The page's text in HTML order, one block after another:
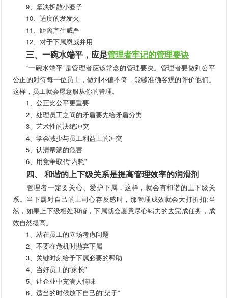
9、坚决拆散小圈子
10、适度的发发火
11、距离产生威严
12、对于下属恩威并用
三、一碗水端平，应是管理者牢记的管理要诀
“一碗水端平”是管理者应该常念的管理要决。管理者要做到公平
公正的对待每一位员工，做到不偏不倚，能够准确客观的评价他们。
这样，员工就会愿意服从你的管理。
1、公正比公平更重要
2、处理员工之间的矛盾要先给矛盾分类
3、艺术性的决绝冲突
4、学会减少与员工利益上的冲突
5、认清帮派的危害
6、用竞争取代“内耗”
四、 和谐的上下级关系是提高管理效率的润滑剂
管理者一定要关心、爱护下属，这样，就会有和谐的上下级关
系。当下属对自己的上司心存反感时，那管理成效就会大打折扣;当
然，如果上下级相处和谐，下属就会愿意尽心竭力的去完成任务，成
效自然提高。
1、站在员工的立场考虑问题
2、不要在危机时抛弃下属
3、关键时刻给予下属必要的帮助
4、当好员工的“家长”
5、让企业中充满人情味
6、适当的时候放下自己的“架子”